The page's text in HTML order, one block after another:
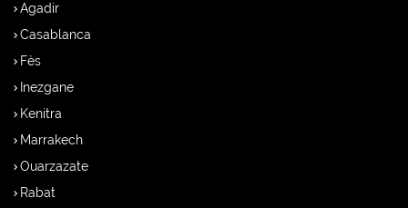
Agadir
Casablanca
Fès
Inezgane
Kenitra
Marrakech
Ouarzazate
Rabat